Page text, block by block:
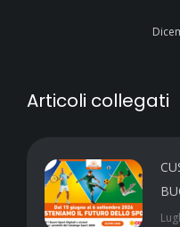
Articoli collegati